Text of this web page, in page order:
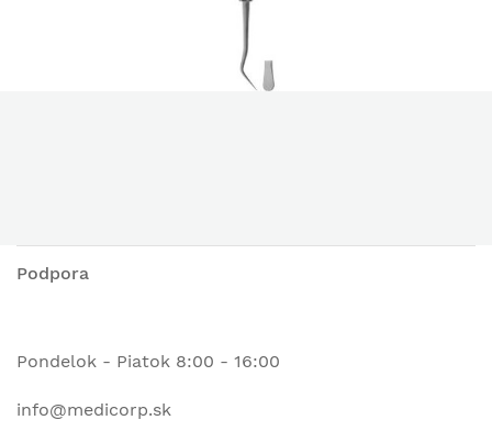
Podpora
Pondelok - Piatok 8:00 - 16:00
info@medicorp.sk